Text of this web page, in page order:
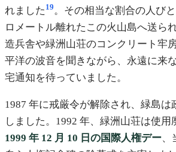
れました 19 。その相当な割合の人び
ロメートル離れたこの火山島へ送ら
造兵舎や緑洲山荘のコンクリート牢
平洋の波音を聞きながら、永遠に来
宅通知を待っていました。
1987 年に戒厳令が解除され、緑島は
しました。1992 年、緑洲山荘は使用
1999 年 12 月 10 日の国際人権デー、